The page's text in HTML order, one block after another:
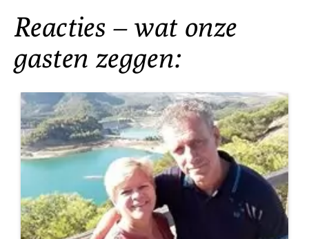
Reacties – wat onze
gasten zeggen: